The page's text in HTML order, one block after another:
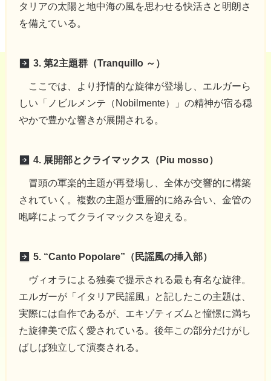
タリアの太陽と地中海の風を思わせる快活さと明朗さ
を備えている。
3. 第2主題群（Tranquillo ～）
ここでは、より抒情的な旋律が登場し、エルガーら
しい「ノビルメンテ（Nobilmente）」の精神が宿る穏
やかで豊かな響きが展開される。
4. 展開部とクライマックス（Piu mosso）
冒頭の軍楽的主題が再登場し、全体が交響的に構築
されていく。複数の主題が重層的に絡み合い、金管の
咆哮によってクライマックスを迎える。
5. “Canto Popolare”（民謡風の挿入部）
ヴィオラによる独奏で提示される最も有名な旋律。
エルガーが「イタリア民謡風」と記したこの主題は、
実際には自作であるが、エキゾティズムと憧憬に満ち
た旋律美で広く愛されている。後年この部分だけがし
ばしば独立して演奏される。